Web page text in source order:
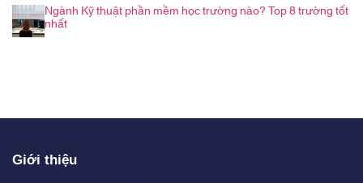
Ngành Kỹ thuật phần mềm học trường nào? Top 8 trường tốt
nhất
Giới thiệu